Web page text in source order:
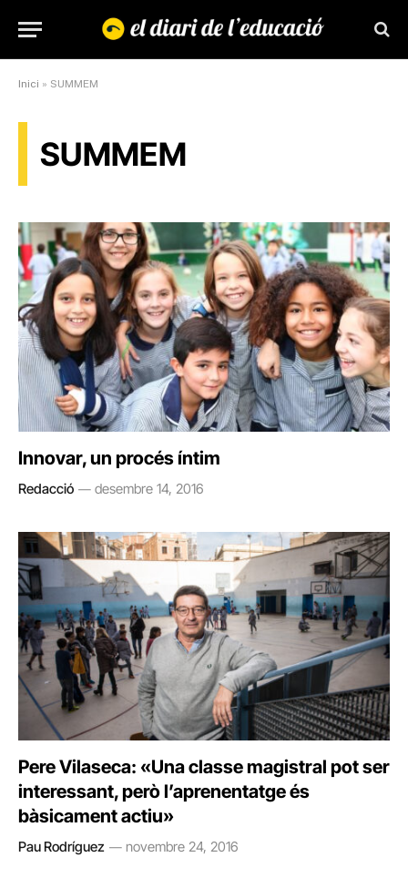
Inici » SUMMEM
SUMMEM
Innovar, un procés íntim
Redacció desembre 14, 2016
Pere Vilaseca: «Una classe magistral pot ser
interessant, però l’aprenentatge és
bàsicament actiu»
Pau Rodríguez novembre 24, 2016